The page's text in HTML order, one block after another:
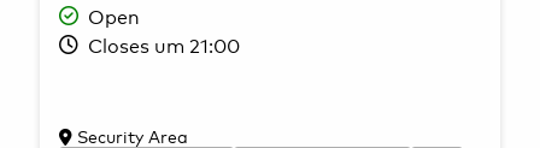
Open
Closes um 21:00
Security Area